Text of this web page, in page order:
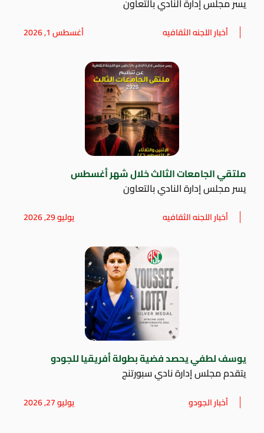
أخبار اللجنه الثقافيه أغسطس 1, 2026
ملتقي الجامعات الثالث خلال شهر أغسطس
يسر مجلس إدارة النادي بالتعاون
أخبار اللجنه الثقافيه يوليو 29, 2026
يوسف لطفي يحصد فضية بطولة أفريقيا للجودو
يتقدم مجلس إدارة نادي سبورتنج
أخبار الجودو يوليو 27, 2026